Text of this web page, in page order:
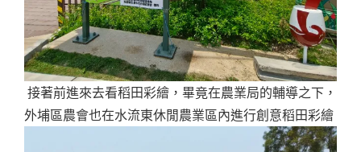
接著前進來去看稻田彩繪，畢竟在農業局的輔導之下，
外埔區農會也在水流東休閒農業區內進行創意稻田彩繪